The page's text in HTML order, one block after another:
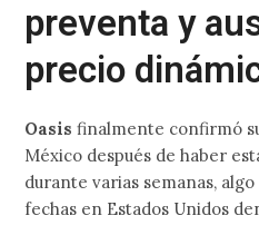
preventa y
precio
Oasis finalmente confirmó
México después de haber
durante varias semanas,
fechas en Estados Unidos